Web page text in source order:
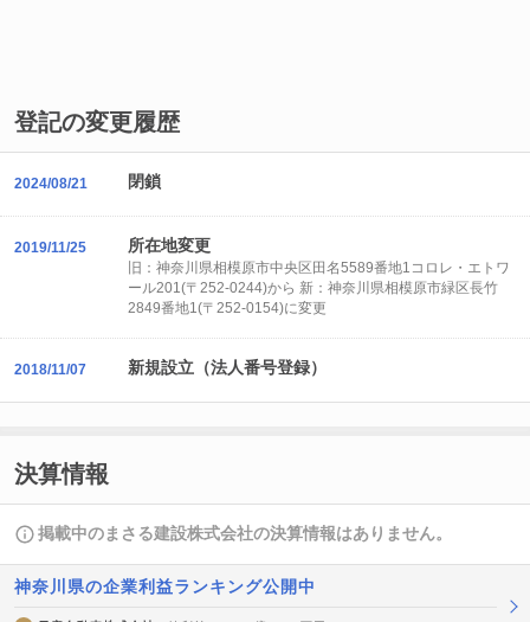
登記の変更履歴
2024/08/21 閉鎖
2019/11/25 所在地変更
旧：神奈川県相模原市中央区田名5589番地1コロレ・エトワ
ール201(〒252-0244)から 新：神奈川県相模原市緑区長竹
2849番地1(〒252-0154)に変更
2018/11/07 新規設立（法人番号登録）
決算情報
掲載中のまさる建設株式会社の決算情報はありません。
神奈川県の企業利益ランキング公開中